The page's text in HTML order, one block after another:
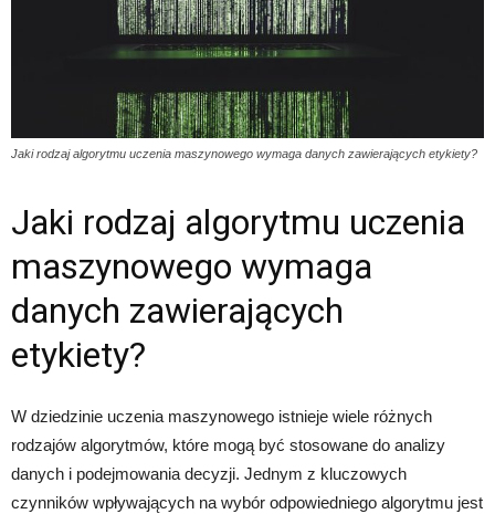
Jaki rodzaj algorytmu uczenia maszynowego wymaga danych zawierających etykiety?
Jaki rodzaj algorytmu uczenia
maszynowego wymaga
danych zawierających
etykiety?
W dziedzinie uczenia maszynowego istnieje wiele różnych
rodzajów algorytmów, które mogą być stosowane do analizy
danych i podejmowania decyzji. Jednym z kluczowych
czynników wpływających na wybór odpowiedniego algorytmu jest